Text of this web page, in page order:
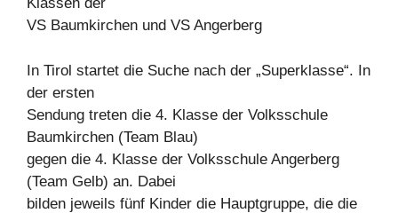
VS Baumkirchen und VS Angerberg
In Tirol startet die Suche nach der „Superklasse“. In
der ersten
Sendung treten die 4. Klasse der Volksschule
Baumkirchen (Team Blau)
gegen die 4. Klasse der Volksschule Angerberg
(Team Gelb) an. Dabei
bilden jeweils fünf Kinder die Hauptgruppe, die die